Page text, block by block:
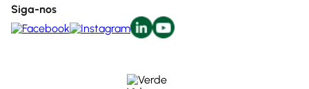
Siga-nos